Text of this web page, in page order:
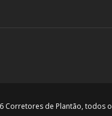
Corretores de Plantão, todos